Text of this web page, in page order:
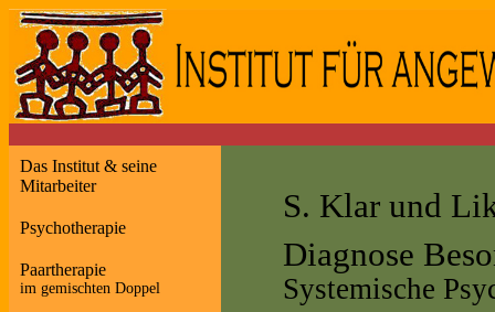
Das Institut & seine
Mitarbeiter
Psychotherapie
Paartherapie
im gemischten Doppel
S. Klar und
Diagnose
Systemische